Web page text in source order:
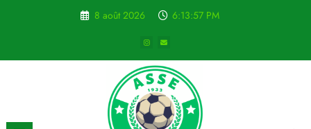
8 août 2026 6:13:58 PM